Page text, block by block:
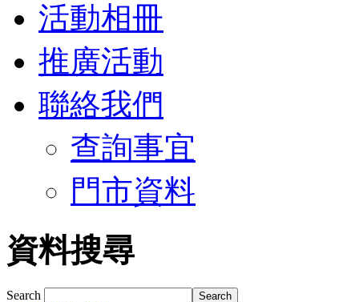
活動相冊
推廣活動
聯絡我們
查詢事宜
門市資料
資料搜尋
Search